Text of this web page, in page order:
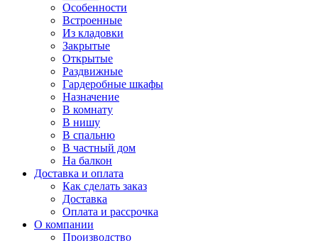
Особенности
Встроенные
Из кладовки
Закрытые
Открытые
Раздвижные
Гардеробные шкафы
Назначение
В комнату
В нишу
В спальню
В частный дом
На балкон
Доставка и оплата
Как сделать заказ
Доставка
Оплата и рассрочка
О компании
Производство